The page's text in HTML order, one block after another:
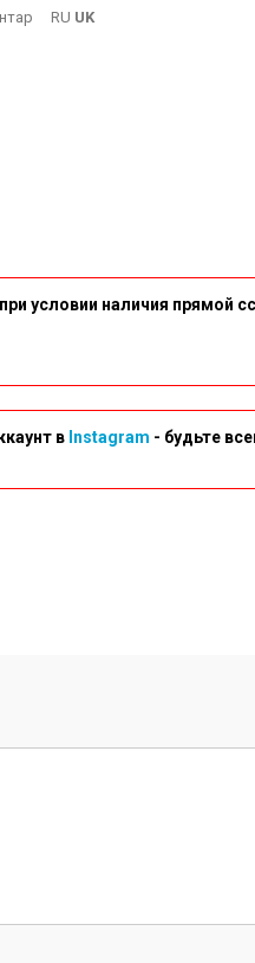
RU UK
условии наличия прямой
в Instagram - будьте